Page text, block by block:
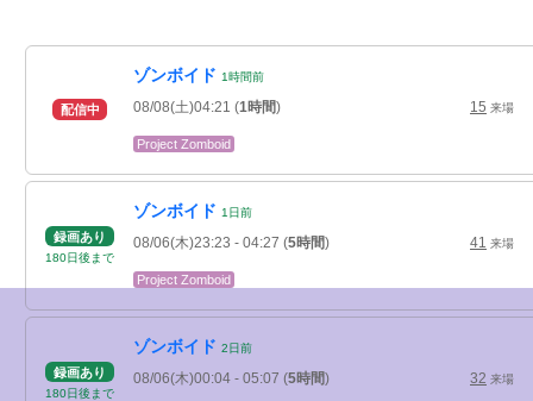
配信中
ゾンボイド 1時間前
08/08(土)04:21 (1時間) 15 来場
Project Zomboid
録画あり
180日後 まで
ゾンボイド 1 日前
08/06(木)23:23 - 04:27 (5時間) 41 来場
Project Zomboid
録画あり
180日後 まで
ゾンボイド 2日前
08/06(木)00:04 - 05:07 (5時間) 32 来場